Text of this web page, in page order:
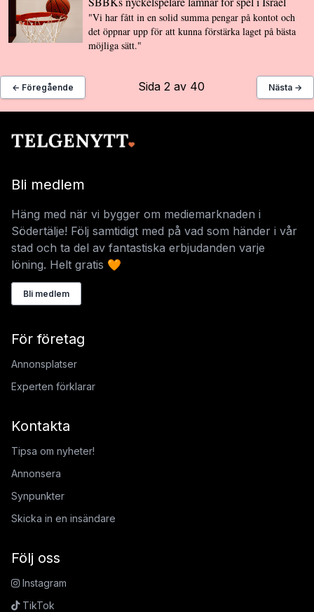
"Vi har fått in en solid summa pengar på kontot och
det öppnar upp för att kunna förstärka laget på bästa
möjliga sätt."
← Föregående Sida 2 av 40 Nästa →
Bli medlem
Häng med när vi bygger om mediemarknaden i
Södertälje! Följ samtidigt med på vad som händer i vår
stad och ta del av fantastiska erbjudanden varje
löning. Helt gratis 🧡
Bli medlem
För företag
Annonsplatser
Experten förklarar
Kontakta
Tipsa om nyheter!
Annonsera
Synpunkter
Skicka in en insändare
Följ oss
Instagram
TikTok